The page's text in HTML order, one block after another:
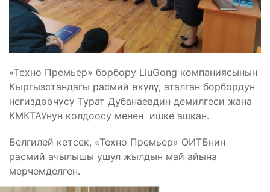
«Техно Премьер» борбору LiuGong компаниясынын
Кыргызстандагы расмий өкүлү, аталган борбордун
негиздөөчүсү Турат Дубанаевдин демилгеси жана
KМКТАУнун колдоосу менен ишке ашкан.
Белгилей кетсек, «Техно Премьер» ОИТБнин
расмий ачылышы ушул жылдын май айына
мерчемделген.